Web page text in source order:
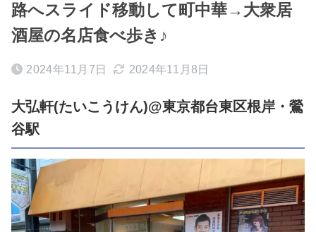
路へスライド移動して町中華→大衆居
酒屋の名店食べ歩き♪
2024年11月7日 2024年11月8日
大弘軒(たいこうけん)@東京都台東区根岸・鶯
谷駅